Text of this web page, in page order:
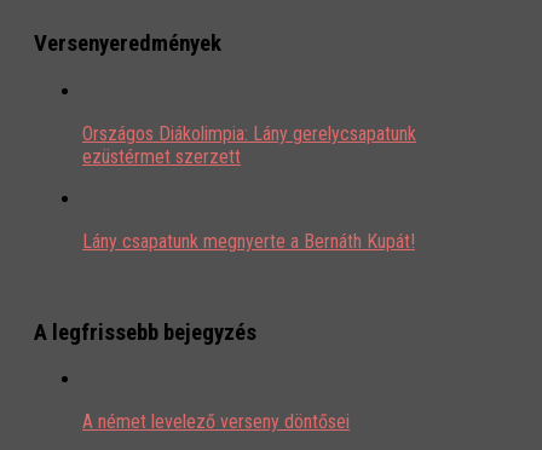
Versenyeredmények
Országos Diákolimpia: Lány gerelycsapatunk
ezüstérmet szerzett
Lány csapatunk megnyerte a Bernáth Kupát!
A legfrissebb bejegyzés
A német levelező verseny döntősei